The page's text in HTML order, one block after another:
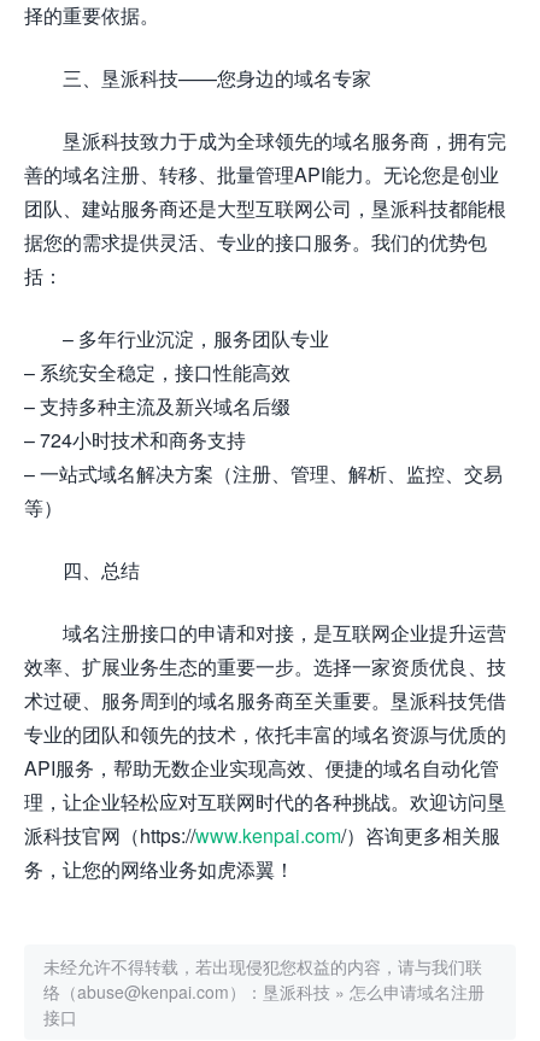
择的重要依据。
三、垦派科技——您身边的域名专家
垦派科技致力于成为全球领先的域名服务商，拥有完
善的域名注册、转移、批量管理API能力。无论您是创业
团队、建站服务商还是大型互联网公司，垦派科技都能根
据您的需求提供灵活、专业的接口服务。我们的优势包
括：
– 多年行业沉淀，服务团队专业
– 系统安全稳定，接口性能高效
– 支持多种主流及新兴域名后缀
– 724小时技术和商务支持
– 一站式域名解决方案（注册、管理、解析、监控、交易
等）
四、总结
域名注册接口的申请和对接，是互联网企业提升运营
效率、扩展业务生态的重要一步。选择一家资质优良、技
术过硬、服务周到的域名服务商至关重要。垦派科技凭借
专业的团队和领先的技术，依托丰富的域名资源与优质的
API服务，帮助无数企业实现高效、便捷的域名自动化管
理，让企业轻松应对互联网时代的各种挑战。欢迎访问垦
派科技官网（https://www.kenpai.com/）咨询更多相关服
务，让您的网络业务如虎添翼！
未经允许不得转载，若出现侵犯您权益的内容，请与我们联
络（abuse@kenpai.com）： 垦派科技 » 怎么申请域名注册
接口